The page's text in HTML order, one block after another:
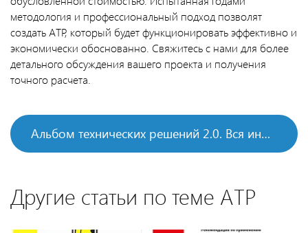
методология и профессиональный подход позволят
создать АТР, который будет функционировать эффективно и
экономически обоснованно. Свяжитесь с нами для более
детального обсуждения вашего проекта и получения
точного расчета.
Альбом технических решений 2.0. Вся информация
Другие статьи по теме АТР